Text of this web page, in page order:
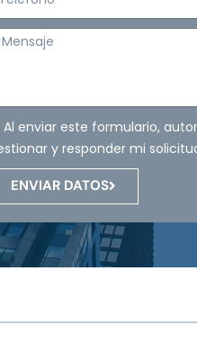
Al enviar este formulario,
y responder mi
ENVIAR DATOS